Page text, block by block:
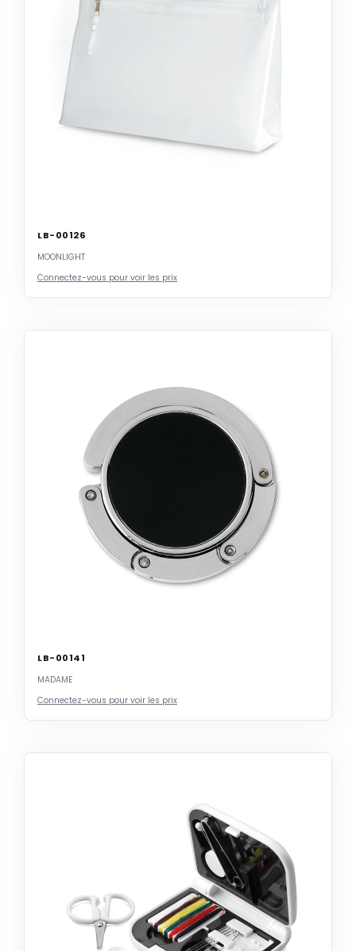
LB-00126
MOONLIGHT
Connectez-vous pour voir les prix
LB-00141
MADAME
Connectez-vous pour voir les prix